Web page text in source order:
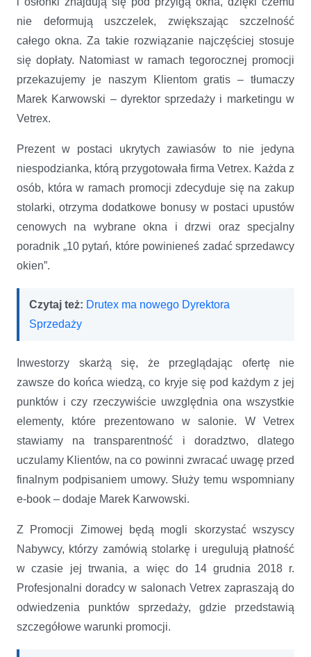
nie deformują uszczelek, zwiększając szczelność
całego okna. Za takie rozwiązanie najczęściej stosuje
się dopłaty. Natomiast w ramach tegorocznej promocji
przekazujemy je naszym Klientom gratis – tłumaczy
Marek Karwowski – dyrektor sprzedaży i marketingu w
Vetrex.
Prezent w postaci ukrytych zawiasów to nie jedyna
niespodzianka, którą przygotowała firma Vetrex. Każda z
osób, która w ramach promocji zdecyduje się na zakup
stolarki, otrzyma dodatkowe bonusy w postaci upustów
cenowych na wybrane okna i drzwi oraz specjalny
poradnik „10 pytań, które powinieneś zadać sprzedawcy
okien”.
Czytaj też: Drutex ma nowego Dyrektora
Sprzedaży
Inwestorzy skarżą się, że przeglądając ofertę nie
zawsze do końca wiedzą, co kryje się pod każdym z jej
punktów i czy rzeczywiście uwzględnia ona wszystkie
elementy, które prezentowano w salonie. W Vetrex
stawiamy na transparentność i doradztwo, dlatego
uczulamy Klientów, na co powinni zwracać uwagę przed
finalnym podpisaniem umowy. Służy temu wspomniany
e-book – dodaje Marek Karwowski.
Z Promocji Zimowej będą mogli skorzystać wszyscy
Nabywcy, którzy zamówią stolarkę i uregulują płatność
w czasie jej trwania, a więc do 14 grudnia 2018 r.
Profesjonalni doradcy w salonach Vetrex zapraszają do
odwiedzenia punktów sprzedaży, gdzie przedstawią
szczegółowe warunki promocji.